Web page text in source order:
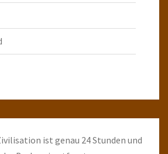
ist genau 24 Stunden und